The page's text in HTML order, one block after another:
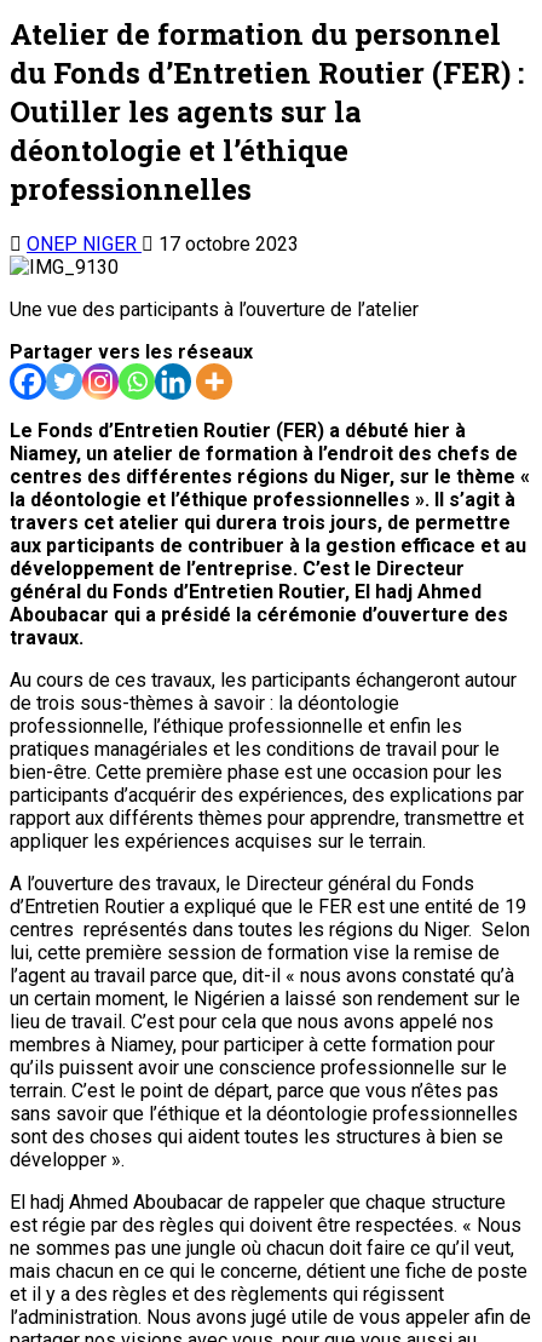
Atelier de formation du personnel
du Fonds d’Entretien Routier (FER) :
Outiller les agents sur la
déontologie et l’éthique
professionnelles
ONEP NIGER 17 octobre 2023
Une vue des participants à l’ouverture de l’atelier
Partager vers les réseaux
Le Fonds d’Entretien Routier (FER) a débuté hier à
Niamey, un atelier de formation à l’endroit des chefs de
centres des différentes régions du Niger, sur le thème «
la déontologie et l’éthique professionnelles ». Il s’agit à
travers cet atelier qui durera trois jours, de permettre
aux participants de contribuer à la gestion efficace et au
développement de l’entreprise. C’est le Directeur
général du Fonds d’Entretien Routier, El hadj Ahmed
Aboubacar qui a présidé la cérémonie d’ouverture des
travaux.
Au cours de ces travaux, les participants échangeront autour
de trois sous-thèmes à savoir : la déontologie
professionnelle, l’éthique professionnelle et enfin les
pratiques managériales et les conditions de travail pour le
bien-être. Cette première phase est une occasion pour les
participants d’acquérir des expériences, des explications par
rapport aux différents thèmes pour apprendre, transmettre et
appliquer les expériences acquises sur le terrain.
A l’ouverture des travaux, le Directeur général du Fonds
d’Entretien Routier a expliqué que le FER est une entité de 19
centres représentés dans toutes les régions du Niger. Selon
lui, cette première session de formation vise la remise de
l’agent au travail parce que, dit-il « nous avons constaté qu’à
un certain moment, le Nigérien a laissé son rendement sur le
lieu de travail. C’est pour cela que nous avons appelé nos
membres à Niamey, pour participer à cette formation pour
qu’ils puissent avoir une conscience professionnelle sur le
terrain. C’est le point de départ, parce que vous n’êtes pas
sans savoir que l’éthique et la déontologie professionnelles
sont des choses qui aident toutes les structures à bien se
développer ».
El hadj Ahmed Aboubacar de rappeler que chaque structure
est régie par des règles qui doivent être respectées. « Nous
ne sommes pas une jungle où chacun doit faire ce qu’il veut,
mais chacun en ce qui le concerne, détient une fiche de poste
et il y a des règles et des règlements qui régissent
l’administration. Nous avons jugé utile de vous appeler afin de